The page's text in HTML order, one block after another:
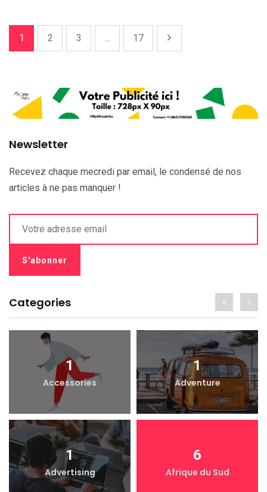
1 2 3 ... 17
Newsletter
Recevez chaque mecredi par email, le condensé de nos
articles à ne pas manquer !
Categories
1
Accessories
1
Adventure
1
Advertising
6
Afrique du Sud